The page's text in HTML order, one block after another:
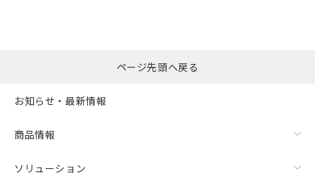
ページ先頭へ戻る
お知らせ・最新情報
商品情報
ソリューション